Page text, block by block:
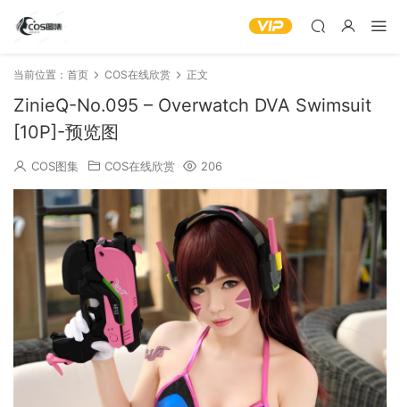
当前位置： 首页 COS在线欣赏 正文
ZinieQ-No.095 – Overwatch DVA Swimsuit
[10P]-预览图
COS图集 COS在线欣赏 206